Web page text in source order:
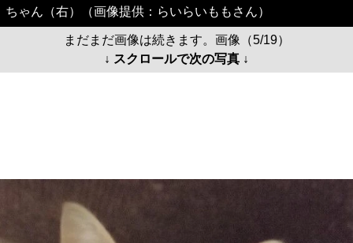
ちゃん（右）（画像提供：らいらいももさん）
まだまだ画像は続きます。画像（5/19）
↓ スクロールで次の写真 ↓